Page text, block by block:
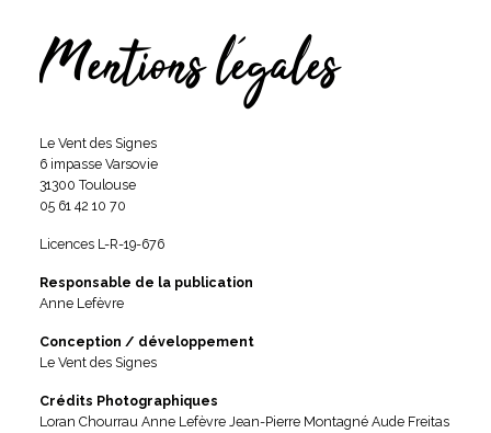
Mentions légales
Le Vent des Signes
6 impasse Varsovie
31300 Toulouse
05 61 42 10 70
Licences L-R-19-676
Responsable de la publication
Anne Lefèvre
Conception / développement
Le Vent des Signes
Crédits Photographiques
Loran Chourrau Anne Lefèvre Jean-Pierre Montagné Aude Freitas